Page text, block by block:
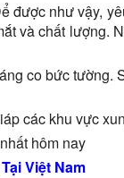
như vậy,
và chất lượng.
co bức
các khu vực
hôm nay
Việt Nam